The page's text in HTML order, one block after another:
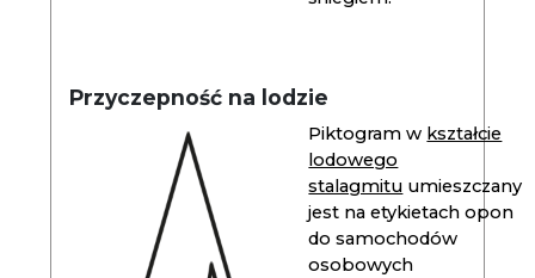
Przyczepność na lodzie
Piktogram w kształcie
lodowego
stalagmitu umieszczany
jest na etykietach opon
do samochodów
osobowych